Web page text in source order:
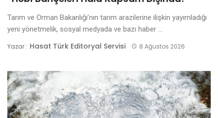
Tarım ve Orman Bakanlığı’nın tarım arazilerine ilişkin yayımladığı
yeni yönetmelik, sosyal medyada ve bazı haber ...
Yazar : Hasat Türk Editoryal Servisi 8 Ağustos 2026